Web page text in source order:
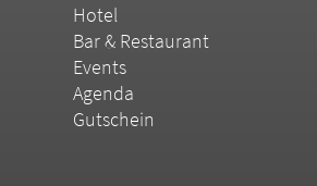
Hotel
Bar & Restaurant
Events
Agenda
Gutschein